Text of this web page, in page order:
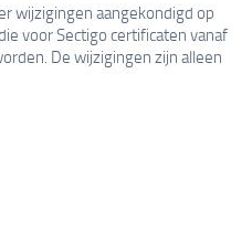
wijzigingen aangekondigd op
voor Sectigo certificaten vanaf
De wijzigingen zijn alleen